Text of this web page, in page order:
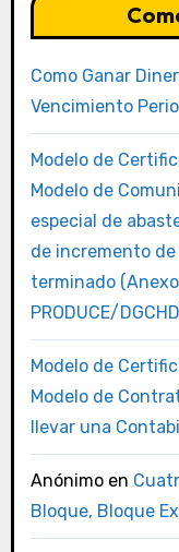
Como Ganar
Vencimiento
Modelo de
Modelo de
especial de
de incremento
terminado
PRODUCE/
Modelo de
Modelo de
llevar una
Anónimoen
Bloque, Bloque